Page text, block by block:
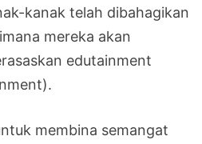
kanak telah dibahagikan
mereka akan
edutainment
membina semangat